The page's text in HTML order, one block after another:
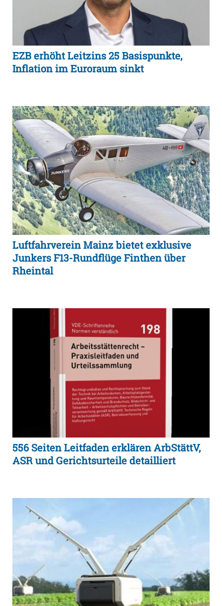
EZB erhöht Leitzins 25 Basispunkte,
Inflation im Euroraum sinkt
Luftfahrverein Mainz bietet exklusive
Junkers F13-Rundflüge Finthen über
Rheintal
556 Seiten Leitfaden erklären ArbStättV,
ASR und Gerichtsurteile detailliert